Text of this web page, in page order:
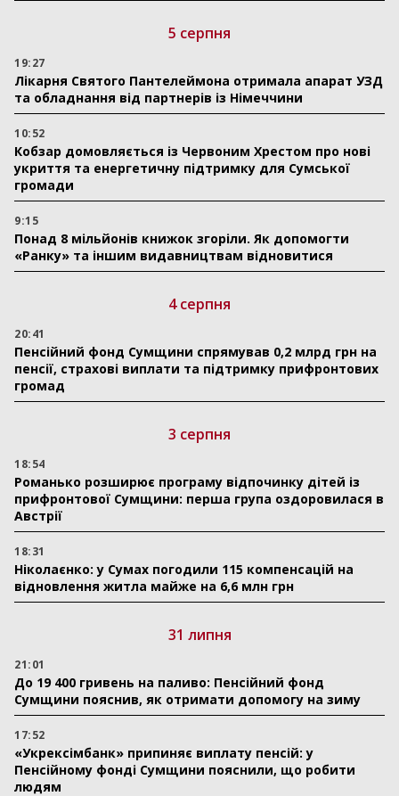
5 серпня
19:27
Лікарня Святого Пантелеймона отримала апарат УЗД
та обладнання від партнерів із Німеччини
10:52
Кобзар домовляється із Червоним Хрестом про нові
укриття та енергетичну підтримку для Сумської
громади
9:15
Понад 8 мільйонів книжок згоріли. Як допомогти
«Ранку» та іншим видавництвам відновитися
4 серпня
20:41
Пенсійний фонд Сумщини спрямував 0,2 млрд грн на
пенсії, страхові виплати та підтримку прифронтових
громад
3 серпня
18:54
Романько розширює програму відпочинку дітей із
прифронтової Сумщини: перша група оздоровилася в
Австрії
18:31
Ніколаєнко: у Сумах погодили 115 компенсацій на
відновлення житла майже на 6,6 млн грн
31 липня
21:01
До 19 400 гривень на паливо: Пенсійний фонд
Сумщини пояснив, як отримати допомогу на зиму
17:52
«Укрексімбанк» припиняє виплату пенсій: у
Пенсійному фонді Сумщини пояснили, що робити
людям